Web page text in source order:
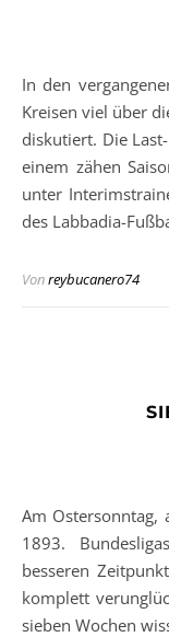
In den vergangenen Wochen und Monaten wurde in VfB-
Kreisen viel über
diskutiert. Die
einem zähen
unter
des Labbadia-
Vonreybucanero74
Am Ostersonntag, an der legendären Castroper Straße, im
1893.
besseren
komplett
sieben Wochen